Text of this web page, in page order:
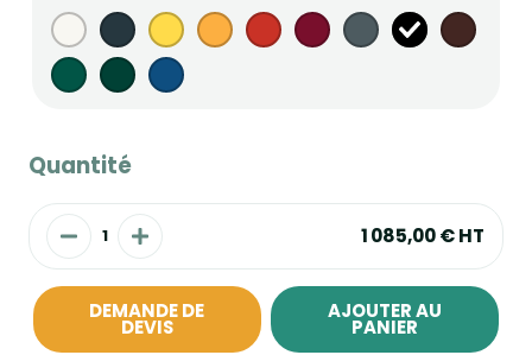
Quantité
1 085,00 €HT
DEMANDE DE
DEVIS
AJOUTER AU
PANIER